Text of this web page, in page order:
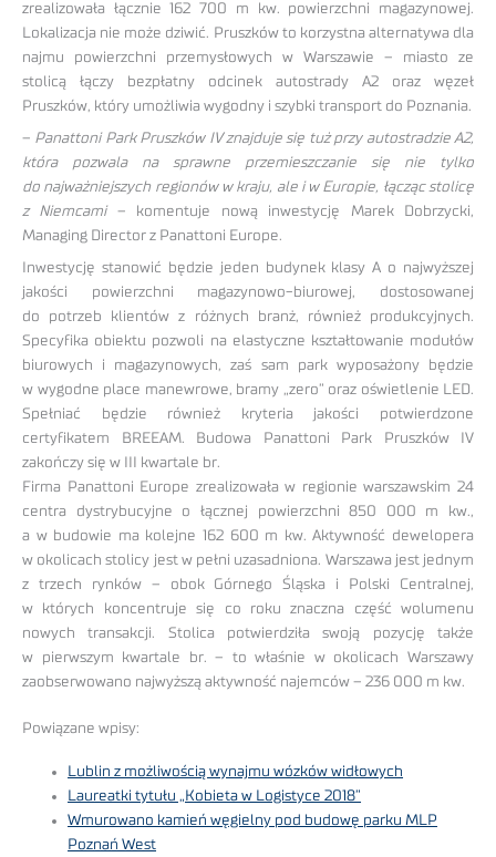
zrealizowała łącznie 162 700 m kw. powierzchni magazynowej.
Lokalizacja nie może dziwić. Pruszków to korzystna alternatywa dla
najmu powierzchni przemysłowych w Warszawie – miasto ze
stolicą łączy bezpłatny odcinek autostrady A2 oraz węzeł
Pruszków, który umożliwia wygodny i szybki transport do Poznania.
– Panattoni Park Pruszków IV znajduje się tuż przy autostradzie A2,
która pozwala na sprawne przemieszczanie się nie tylko
do najważniejszych regionów w kraju, ale i w Europie, łącząc stolicę
z Niemcami– komentuje nową inwestycję Marek Dobrzycki,
Managing Director z Panattoni Europe.
Inwestycję stanowić będzie jeden budynek klasy A o najwyższej
jakości powierzchni magazynowo-biurowej, dostosowanej
do potrzeb klientów z różnych branż, również produkcyjnych.
Specyfika obiektu pozwoli na elastyczne kształtowanie modułów
biurowych i magazynowych, zaś sam park wyposażony będzie
w wygodne place manewrowe, bramy „zero” oraz oświetlenie LED.
Spełniać będzie również kryteria jakości potwierdzone
certyfikatem BREEAM. Budowa Panattoni Park Pruszków IV
zakończy się w III kwartale br.
Firma Panattoni Europe zrealizowała w regionie warszawskim 24
centra dystrybucyjne o łącznej powierzchni 850 000 m kw.,
a w budowie ma kolejne 162 600 m kw. Aktywność dewelopera
w okolicach stolicy jest w pełni uzasadniona. Warszawa jest jednym
z trzech rynków – obok Górnego Śląska i Polski Centralnej,
w których koncentruje się co roku znaczna część wolumenu
nowych transakcji. Stolica potwierdziła swoją pozycję także
w pierwszym kwartale br. – to właśnie w okolicach Warszawy
zaobserwowano najwyższą aktywność najemców – 236 000 m kw.
Powiązane wpisy:
Lublin z możliwością wynajmu wózków widłowych
Laureatki tytułu „Kobieta w Logistyce 2018”
Wmurowano kamień węgielny pod budowę parku MLP
Poznań West